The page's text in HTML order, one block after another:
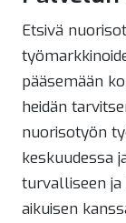
Etsivä
pääsemään
heidän
nuorisotyön
keskuudessa
turvalliseen
aikuisen